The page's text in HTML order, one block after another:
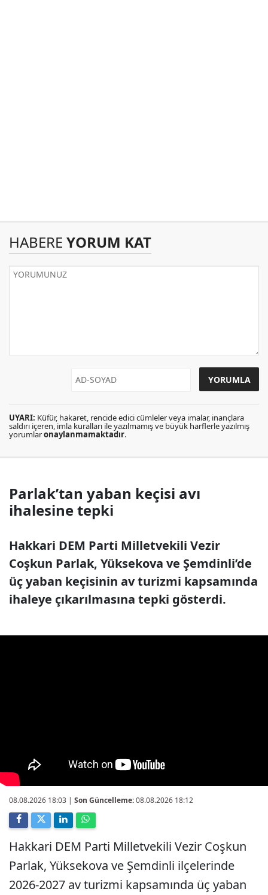
HABERE YORUM KAT
UYARI: Küfür, hakaret, rencide edici cümleler veya imalar, inançlara
saldırı içeren, imla kuralları ile yazılmamış ve büyük harflerle yazılmış
yorumlaronaylanmamaktadır.
Parlak’tan yaban keçisi avı
ihalesine tepki
Hakkari DEM Parti Milletvekili Vezir
Coşkun Parlak, Yüksekova ve Şemdinli’de
üç yaban keçisinin av turizmi kapsamında
ihaleye çıkarılmasına tepki gösterdi.
08.08.2026 18:03 | Son Güncelleme:08.08.2026 18:12
Hakkari DEM Parti Milletvekili Vezir Coşkun
Parlak, Yüksekova ve Şemdinli ilçelerinde
2026-2027 av turizmi kapsamında üç yaban